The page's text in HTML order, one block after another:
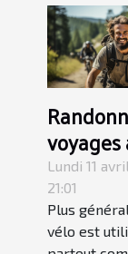
voyages
Pourquoi
Lundi 11
21:01
Plus
vélo est